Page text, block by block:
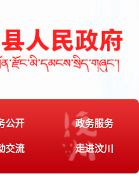
公开 政务服务
交流 走进汶川